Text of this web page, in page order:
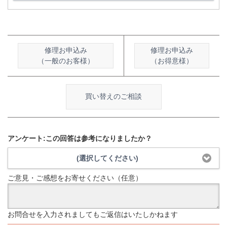
修理お申込み
（一般のお客様）
修理お申込み
（お得意様）
買い替えのご相談
アンケート:この回答は参考になりましたか？
(選択してください)
ご意見・ご感想をお寄せください（任意）
お問合せを入力されましてもご返信はいたしかねます